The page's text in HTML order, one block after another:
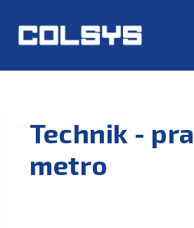
Technik -
metro